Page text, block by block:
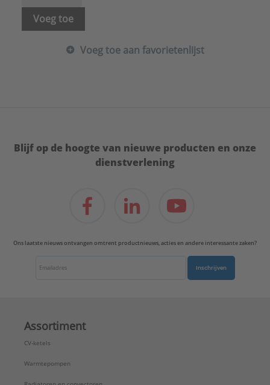
Voeg toe
Voeg toe aan favorietenlijst
Blijf op de hoogte van nieuwe producten en onze
dienstverlening
Ons laatste nieuws ontvangen omtrent productnieuws, acties en andere interessante zaken?
Inschrijven
Assortiment
CV-ketels
Warmtepompen